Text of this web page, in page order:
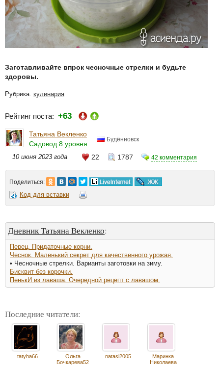
Заготавливайте впрок чесночные стрелки и будьте
здоровы.
Рубрика: кулинария
Рейтинг поста: +63
Татьяна Векленко
Садовод 8 уровня
Будённовск
10 июня 2023 года 22 1787 42 комментария
Поделиться:
Код для вставки
Дневник Татьяна Векленко:
Перец. Придаточные корни.
Чеснок. Маленький секрет для качественного урожая.
• Чесночные стрелки. Варианты заготовки на зиму.
Бисквит без корочки.
ПенькИ из лаваша. Очередной рецепт с лавашом.
Последние читатели:
tatyha66
Ольга
Бочкарева52
natasl2005
Маринка
Николаева